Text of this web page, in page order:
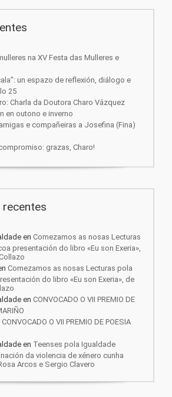
na XV Festa das Mulleres e
un espazo de reflexión, diálogo e
25
Charla da Doutora Charo Vázquez
en outono e inverno
e compañeiras a Josefina (Fina)
grazas, Charo!
en Comezamos as nosas Lecturas
presentación do libro «Eu son Exeria»,
Comezamos as nosas Lecturas pola
do libro «Eu son Exeria», de
en CONVOCADO O VII PREMIO DE
CONVOCADO O VII PREMIO DE POESIA
en Teenses pola Igualdade
da violencia de xénero cunha
Arcos e Sergio Clavero